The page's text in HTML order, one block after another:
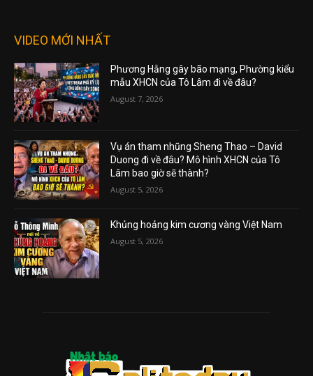
VIDEO MỚI NHẤT
Phương Hằng gây bão mạng, Phường kiểu
mẫu XHCN của Tô Lâm đi về đâu?
August 7, 2026
Vụ án tham nhũng Sheng Thao – David
Duong đi về đâu? Mô hình XHCN của Tô
Lâm bao giờ sẽ thành?
August 5, 2026
Khủng hoảng kim cương vàng Việt Nam
August 5, 2026